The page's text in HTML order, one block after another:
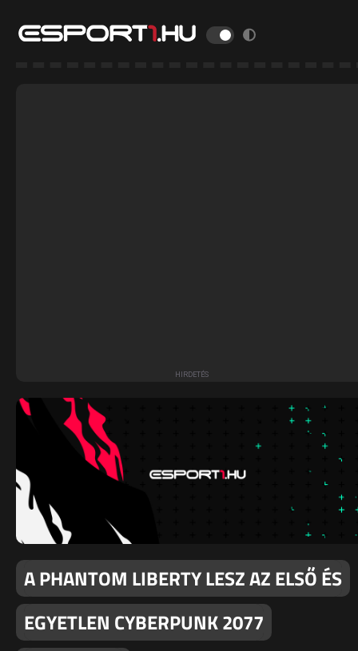
A PHANTOM LIBERTY LESZ AZ ELSŐ ÉS
EGYETLEN CYBERPUNK 2077